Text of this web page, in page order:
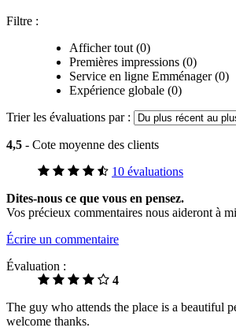
Filtre :
Afficher tout (0)
Premières impressions (0)
Service en ligne Emménager (0)
Expérience globale (0)
Trier les évaluations par :
4,5 - Cote moyenne des clients
10 évaluations
Dites-nous ce que vous en pensez.
Vos précieux commentaires nous aideront à
Écrire un commentaire
Évaluation :
4
The guy who attends the place is a beautiful
welcome thanks.